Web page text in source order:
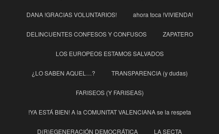
DANA !GRACIAS VOLUNTARIOS! ahora toca !VIVIENDA!
DELINCUENTES CONFESOS Y CONFUSOS ZAPATERO
LOS EUROPEOS ESTAMOS SALVADOS
¿LO SABEN AQUEL…? TRANSPARENCIA (y dudas)
FARISEOS (Y FARISEAS)
!YA ESTÁ BIEN! A la COMUNITAT VALENCIANA se la respeta
D(R)EGENERACIÓN DEMOCRÁTICA LA SECTA